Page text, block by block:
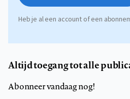
Heb je al een account of een
Altijd toegang tot alle
Abonneer vandaag nog!